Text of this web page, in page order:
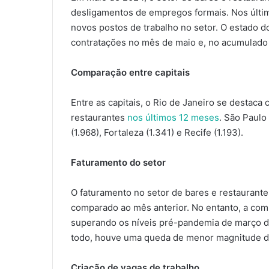
desligamentos de empregos formais. Nos
novos postos de trabalho no setor. O estado
contratações no mês de maio e, no
Comparação entre capitais
Entre as capitais, o Rio de Janeiro se
restaurantes nos últimos 12 meses. São
(1.968), Fortaleza (1.341) e Recife (1.193).
Faturamento do setor
O faturamento no setor de bares e
comparado ao mês anterior. No entanto, a
superando os níveis pré-pandemia de março
todo, houve uma queda de menor magnitude